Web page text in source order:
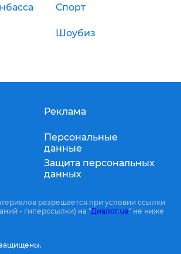
Спорт
Шоубиз
Реклама
Персональные
данные
Защита персональных
данных
разрешается при условии ссылки
- гиперссылки) на "Диалог.ua" не ниже